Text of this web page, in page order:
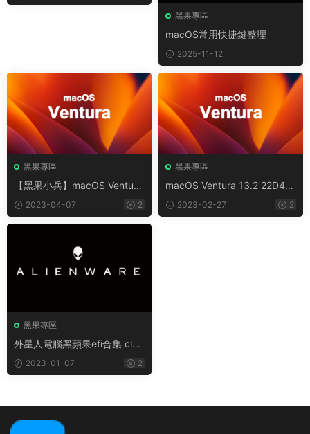
黑果專區
macOS常用快捷鍵整理
2025-11-12
黑果專區
【黑果小兵】macOS Ventura
13.3 22E252 Installer for OC/
FirPE兩分區原版鏡像
2023-04-07 2
黑果專區
macOS Ventura 13.2 22D49
Installer for OC/FirPE兩分區
原版鏡像【黑果小兵】
2023-02-27 2
黑果專區
外星人電腦黑蘋果efi合集 clov
er/opencore efi合集
2023-01-07 2